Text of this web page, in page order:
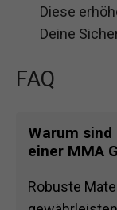
Diese
Deine
FAQ
Warum
einer MMA
Robuste